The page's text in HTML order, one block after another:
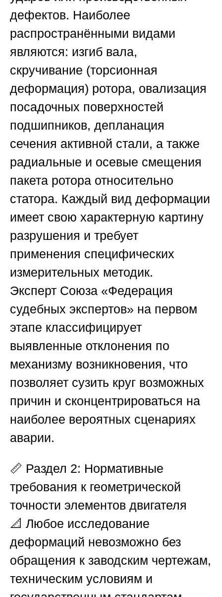
дефектов. Наиболее
распространёнными видами
являются: изгиб вала,
скручивание (торсионная
деформация) ротора, овализация
посадочных поверхностей
подшипников, депланация
сечения активной стали, а также
радиальные и осевые смещения
пакета ротора относительно
статора. Каждый вид деформации
имеет свою характерную картину
разрушения и требует
применения специфических
измерительных методик.
Эксперт Союза «Федерация
судебных экспертов» на первом
этапе классифицирует
выявленные отклонения по
механизму возникновения, что
позволяет сузить круг возможных
причин и сконцентрироваться на
наиболее вероятных сценариях
аварии.
📏 Раздел 2: Нормативные
требования к геометрической
точности элементов двигателя
📐 Любое исследование
деформаций невозможно без
обращения к заводским чертежам,
техническим условиям и